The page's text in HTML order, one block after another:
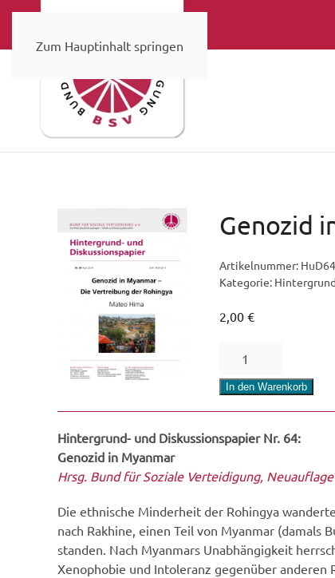
Zum Hauptinhalt springen
Genozid
Artikelnummer: HuD64
Kategorie:
2,00€
Myanmar
Menge
In den Warenkorb
Hintergrund- und Diskussionspapier Nr. 64:
Genozid in Myanmar
Hrsg. Bund für Soziale Verteidigung,
Die ethnische Minderheit der Rohingya
nach Rakhine, einen Teil von Myanmar (damals
standen. Nach Myanmars Unabhängigkeit
Xenophobie und Intoleranz gegenüber anderen